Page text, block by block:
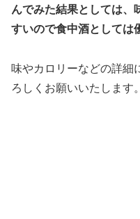
んでみた結果としては、
すいので食中酒としては
味やカロリーなどの詳細
ろしくお願いいたします。